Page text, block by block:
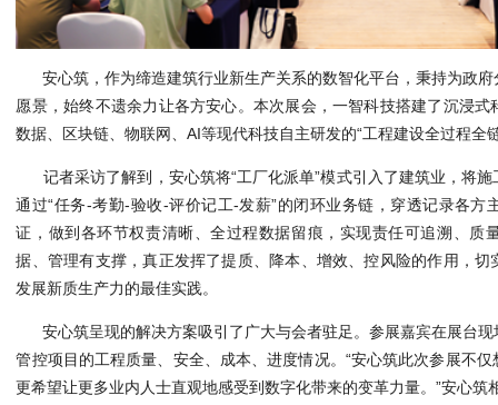
安心筑，作为缔造建筑行业新生产关系的数智化平台，秉持为政
愿景，始终不遗余力让各方安心。本次展会，一智科技搭建了沉浸
数据、区块链、物联网、AI等现代科技自主研发的“工程建设全过程全
记者采访了解到，安心筑将“工厂化派单”模式引入了建筑业，将
通过“任务-考勤-验收-评价记工-发薪”的闭环业务链，穿透记录各方
证，做到各环节权责清晰、全过程数据留痕，实现责任可追溯、质
据、管理有支撑，真正发挥了提质、降本、增效、控风险的作用，
发展新质生产力的最佳实践。
安心筑呈现的解决方案吸引了广大与会者驻足。参展嘉宾在展台
管控项目的工程质量、安全、成本、进度情况。“安心筑此次参展不
更希望让更多业内人士直观地感受到数字化带来的变革力量。”安心筑